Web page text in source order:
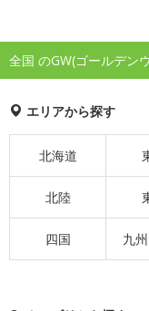
全国 のGW(ゴールデン
エリアから探す
北海道
北陸
四国 九